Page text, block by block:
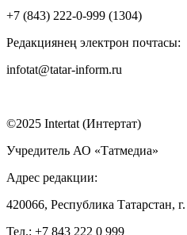
+7 (843) 222-0-999 (1304)
Редакциянең электрон почтасы:
infotat@tatar-inform.ru
©2025 Intertat (Интертат)
Учредитель АО «Татмедиа»
Адрес редакции:
420066, Республика Татарстан,
Тел.: +7 843 222 0 999